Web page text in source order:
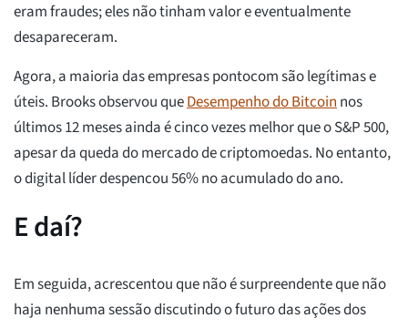
eram fraudes; eles não tinham valor e eventualmente
desapareceram.
Agora, a maioria das empresas pontocom são legítimas e
úteis. Brooks observou queDesempenho do Bitcoinnos
últimos 12 meses ainda é cinco vezes melhor que o S&P 500,
apesar da queda do mercado de criptomoedas. No entanto,
o digital líder despencou 56% no acumulado do ano.
E daí?
Em seguida, acrescentou que não é surpreendente que não
haja nenhuma sessão discutindo o futuro das ações dos